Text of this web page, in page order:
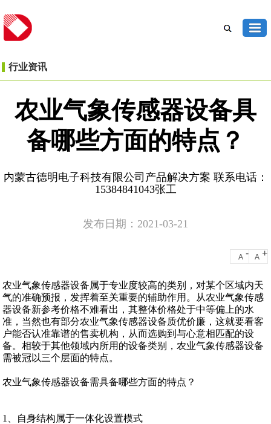
行业资讯
农业气象传感器设备具
备哪些方面的特点？
内蒙古德明电子科技有限公司产品解决方案 联系电话：
15384841043张工
发布日期：2021-03-21
A - A +
农业气象传感器设备属于专业度较高的类别，对某个区域内天
气的准确预报，发挥着至关重要的辅助作用。从农业气象传感
器设备新参考价格不难看出，其整体价格处于中等偏上的水
准，当然也有部分农业气象传感器设备质优价廉，这就要看客
户能否认准靠谱的售卖机构，从而选购到与心意相匹配的设
备。相较于其他领域内所用的设备类别，农业气象传感器设备
需被冠以三个层面的特点。
农业气象传感器设备需具备哪些方面的特点？
1、自身结构属于一体化设置模式